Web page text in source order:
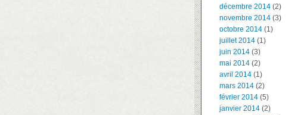
décembre 2014 (2)
novembre 2014 (3)
octobre 2014 (1)
juillet 2014 (1)
juin 2014 (3)
mai 2014 (2)
avril 2014 (1)
mars 2014 (2)
février 2014 (5)
janvier 2014 (2)